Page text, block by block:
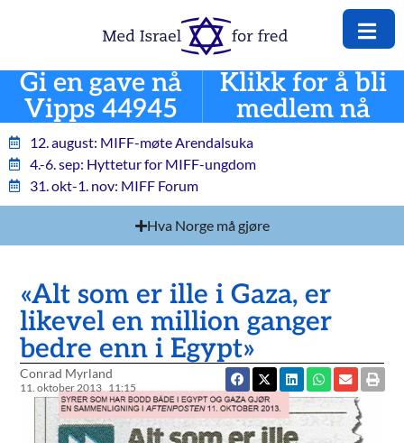
Gi en gave nå
Vipps 44945
Klikk for å bli
medlem nå
12. august: MIFF-møte Arendalsuka
4.-6. sep: Hyttetur for MIFF-ungdom
31. okt-1. nov: MIFF Forum
Hva Norge må gjøre
«Alt som er ille i Gaza, er
likevel en million ganger
bedre enn i Egypt»
Conrad Myrland
11. oktober 2013 11:15